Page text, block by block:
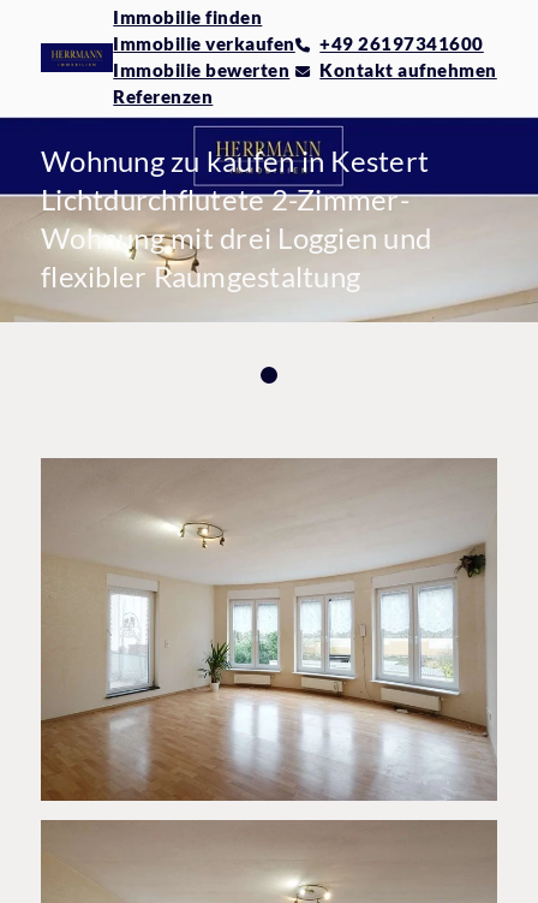
Immobilie finden
Immobilie verkaufen
Immobilie bewerten
Referenzen
+49 26197341600
Kontakt aufnehmen
Wohnung zu kaufen in Kestert
Lichtdurchflutete 2-Zimmer-
Wohnung mit drei Loggien und
flexibler Raumgestaltung